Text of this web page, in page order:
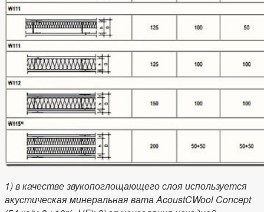
1) в качестве звукопоглощающего слоя используется
акустическая минеральная вата AcoustCWool Concept